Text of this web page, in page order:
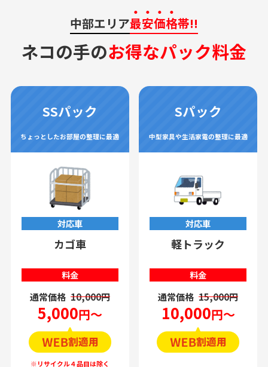
中部エリア最安価格帯!!
ネコの手のお得なパック料金
SSパック
ちょっとしたお部屋の整理に最適
対応車
カゴ車
料金
通常価格 10,000円
5,000円～
Sパック
中型家具や生活家電の整理に最適
対応車
軽トラック
料金
通常価格 15,000円
10,000円～